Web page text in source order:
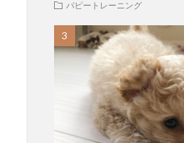
パピートレーニング